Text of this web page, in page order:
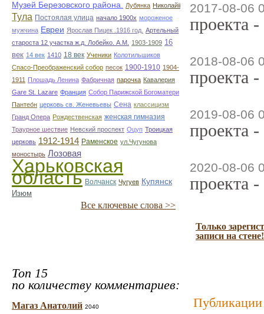
Музей Березовского района. Лубянка Николайii
Тула Постоялая улица начало 1900х мороженое
мужчина Евреи Ярослав Пицек .1916 год. Артельный
староста 12 участка ж.д. Лобейко. А.М.
1903-1909 16
век 14 век 1410 18 век Ученики Колотильшиков
Спасо-Преображенский собор песок 1900-1910 1904-
1911 Плошадь Ленина Фабричная парочка Кавалерия
Gare St. Lazare Франция Собор Парижской Богоматери
Пантео́н церковь св. Женевьевы Сена классицизм
Гранд Опера Рождественская женская гимназия
Траурное шествие Невский проспект Оцуп Троицкая
церковь 1912-1914 Раменское ул.Чугунова
моностырь Лозовая
Харьковская
область Волчанск Чугуев Купянск
Изюм
Все ключевые слова >>
Топ 15
по количеству комментариев:
Магаз Анатолий 2040
2017-08-06
проекта
2018-08-06
проекта
2019-08-06
проекта
2020-08-06
проекта
Только
записи на стене!
Публикации